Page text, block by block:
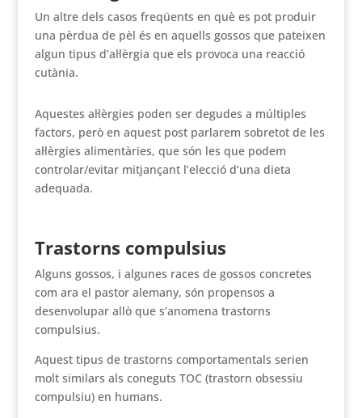
Un altre dels casos freqüents en què es pot produir
una pèrdua de pèl és en aquells gossos que pateixen
algun tipus d’al·lèrgia que els provoca una reacció
cutània.
Aquestes al·lèrgies poden ser degudes a múltiples
factors, però en aquest post parlarem sobretot de les
al·lèrgies alimentàries, que són les que podem
controlar/evitar mitjançant l’elecció d’una dieta
adequada.
Trastorns compulsius
Alguns gossos, i algunes races de gossos concretes
com ara el pastor alemany, són propensos a
desenvolupar allò que s’anomena trastorns
compulsius.
Aquest tipus de trastorns comportamentals serien
molt similars als coneguts TOC (trastorn obsessiu
compulsiu) en humans.